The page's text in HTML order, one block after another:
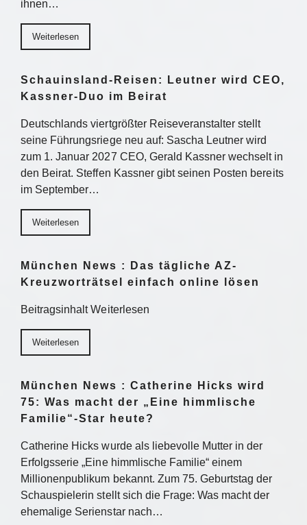
ihnen…
Weiterlesen
Schauinsland-Reisen: Leutner wird CEO,
Kassner-Duo im Beirat
Deutschlands viertgrößter Reiseveranstalter stellt
seine Führungsriege neu auf: Sascha Leutner wird
zum 1. Januar 2027 CEO, Gerald Kassner wechselt in
den Beirat. Steffen Kassner gibt seinen Posten bereits
im September…
Weiterlesen
München News : Das tägliche AZ-
Kreuzworträtsel einfach online lösen
Beitragsinhalt Weiterlesen
Weiterlesen
München News : Catherine Hicks wird
75: Was macht der „Eine himmlische
Familie“-Star heute?
Catherine Hicks wurde als liebevolle Mutter in der
Erfolgsserie „Eine himmlische Familie“ einem
Millionenpublikum bekannt. Zum 75. Geburtstag der
Schauspielerin stellt sich die Frage: Was macht der
ehemalige Serienstar nach…